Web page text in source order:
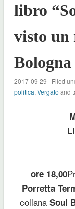
libro
visto un
Bologna
2017-09-29 | Filed
politica, Vergato and
ore 18,00
Porretta
collanaSoul